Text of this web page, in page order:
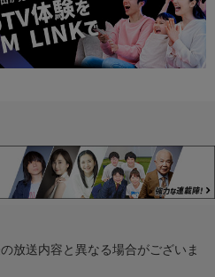
放送内容と異なる場合がございま